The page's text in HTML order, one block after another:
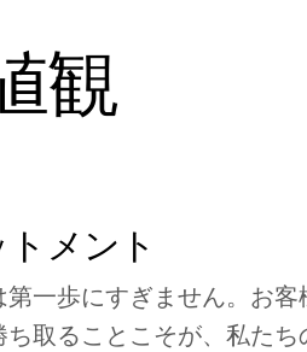
観
メント
一歩にすぎません。お客
取ることこそが、私たち